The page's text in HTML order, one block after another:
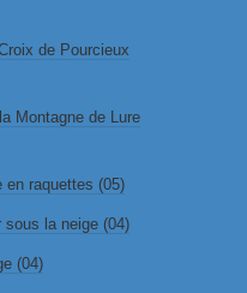
de Pourcieux
Montagne de Lure
en raquettes (05)
sous la neige (04)
(04)